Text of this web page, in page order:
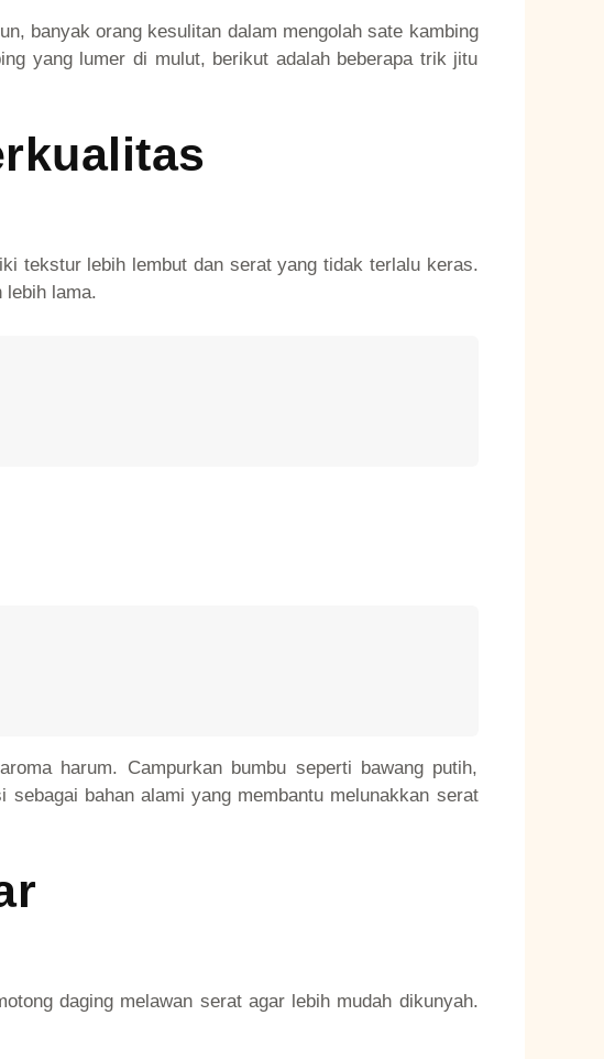
banyak orang kesulitan dalam mengolah sate kambing
yang lumer di mulut, berikut adalah beberapa trik jitu
tekstur lebih lembut dan serat yang tidak terlalu keras.
lebih lama.
harum. Campurkan bumbu seperti bawang putih,
bahan alami yang membantu melunakkan serat
daging melawan serat agar lebih mudah dikunyah.